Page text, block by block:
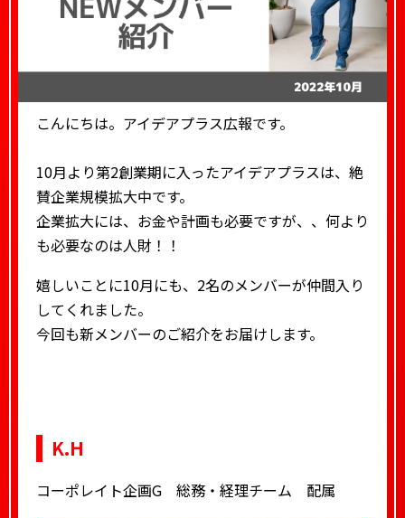
こんにちは。アイデアプラス広報です。
10月より第2創業期に入ったアイデアプラスは、絶
賛企業規模拡大中です。
企業拡大には、お金や計画も必要ですが、、何より
も必要なのは人財！！
嬉しいことに10月にも、2名のメンバーが仲間入り
してくれました。
今回も新メンバーのご紹介をお届けします。
K.H
コーポレイト企画G 総務・経理チーム 配属